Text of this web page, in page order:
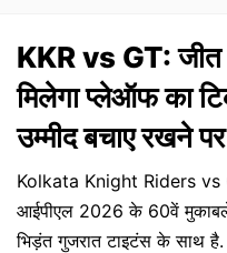
KKR vs GT: जीत
मिलेगा प्लेऑफ का
उम्मीद बचाए रखने पर
Kolkata Knight Riders
आईपीएल 2026 के 60वें मुकाबले
भिड़ंत गुजरात टाइटंस के साथ है.